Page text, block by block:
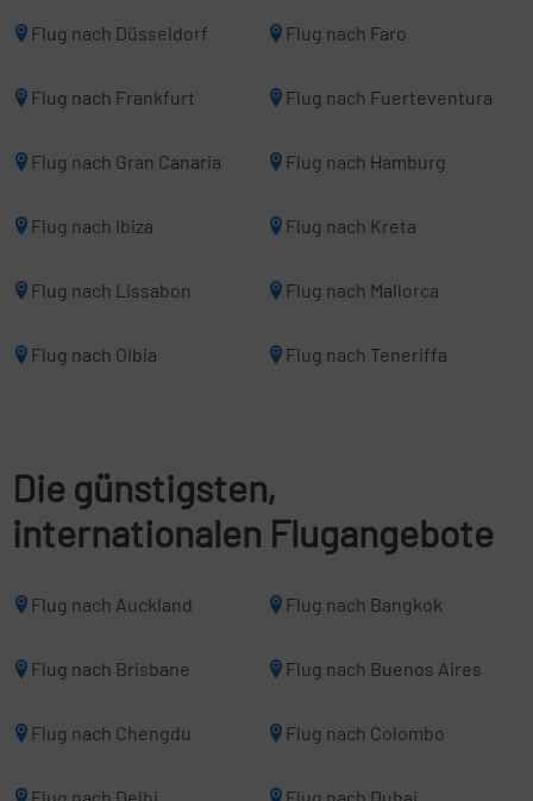
Flug nach Düsseldorf Flug nach Faro
Flug nach Frankfurt Flug nach Fuerteventura
Flug nach Gran Canaria Flug nach Hamburg
Flug nach Ibiza Flug nach Kreta
Flug nach Lissabon Flug nach Mallorca
Flug nach Olbia Flug nach Teneriffa
Die günstigsten,
internationalen Flugangebote
Flug nach Auckland Flug nach Bangkok
Flug nach Brisbane Flug nach Buenos Aires
Flug nach Chengdu Flug nach Colombo